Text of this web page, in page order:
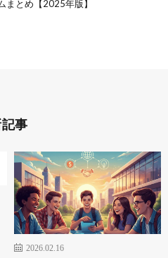
まとめ【2025年版】
事
2026.02.16